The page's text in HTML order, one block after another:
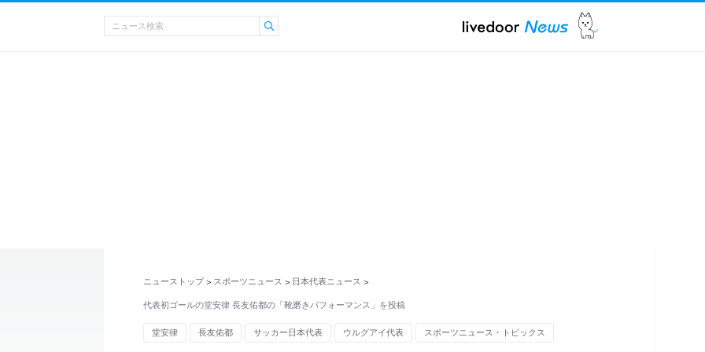
ニューストップ > スポーツニュース > 日本代表ニュース >
代表初ゴールの堂安律 長友佑都の「靴磨きパフォーマンス」を投稿
堂安律 長友佑都 サッカー日本代表 ウルグアイ代表 スポーツニュース・トピックス